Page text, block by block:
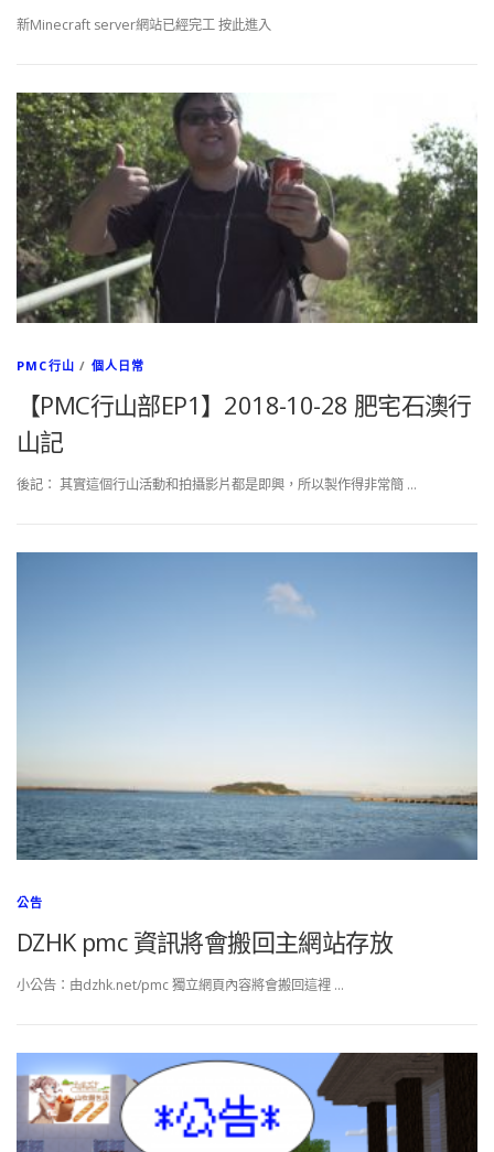
新Minecraft server網站已經完工 按此進入
PMC行山 / 個人日常
【PMC行山部EP1】2018-10-28 肥宅石澳行
山記
後記： 其實這個行山活動和拍攝影片都是即興，所以製作得非常簡 …
公告
DZHK pmc 資訊將會搬回主網站存放
小公告：由dzhk.net/pmc 獨立網頁內容將會搬回這裡 …